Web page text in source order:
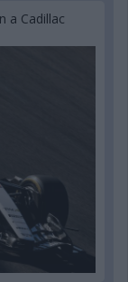
a Cadillac